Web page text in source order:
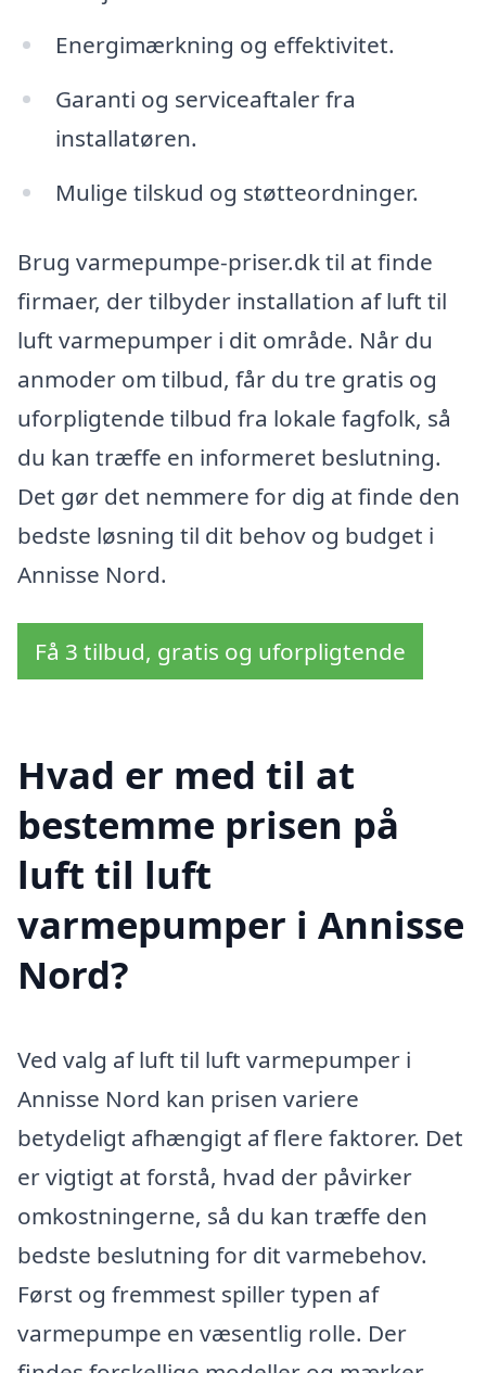
Energimærkning og effektivitet.
Garanti og serviceaftaler fra
installatøren.
Mulige tilskud og støtteordninger.
Brug varmepumpe-priser.dk til at finde
firmaer, der tilbyder installation af luft til
luft varmepumper i dit område. Når du
anmoder om tilbud, får du tre gratis og
uforpligtende tilbud fra lokale fagfolk, så
du kan træffe en informeret beslutning.
Det gør det nemmere for dig at finde den
bedste løsning til dit behov og budget i
Annisse Nord.
Få 3 tilbud, gratis og uforpligtende
Hvad er med til at
bestemme prisen på
luft til luft
varmepumper i Annisse
Nord?
Ved valg af luft til luft varmepumper i
Annisse Nord kan prisen variere
betydeligt afhængigt af flere faktorer. Det
er vigtigt at forstå, hvad der påvirker
omkostningerne, så du kan træffe den
bedste beslutning for dit varmebehov.
Først og fremmest spiller typen af
varmepumpe en væsentlig rolle. Der